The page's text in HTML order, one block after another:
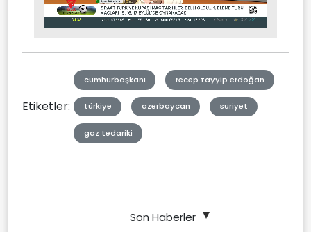
Unmute Stream
Etiketler:
cumhurbaşkanı recep tayyip erdoğan
türkiye azerbaycan suriyet
gaz tedariki
Son Haberler